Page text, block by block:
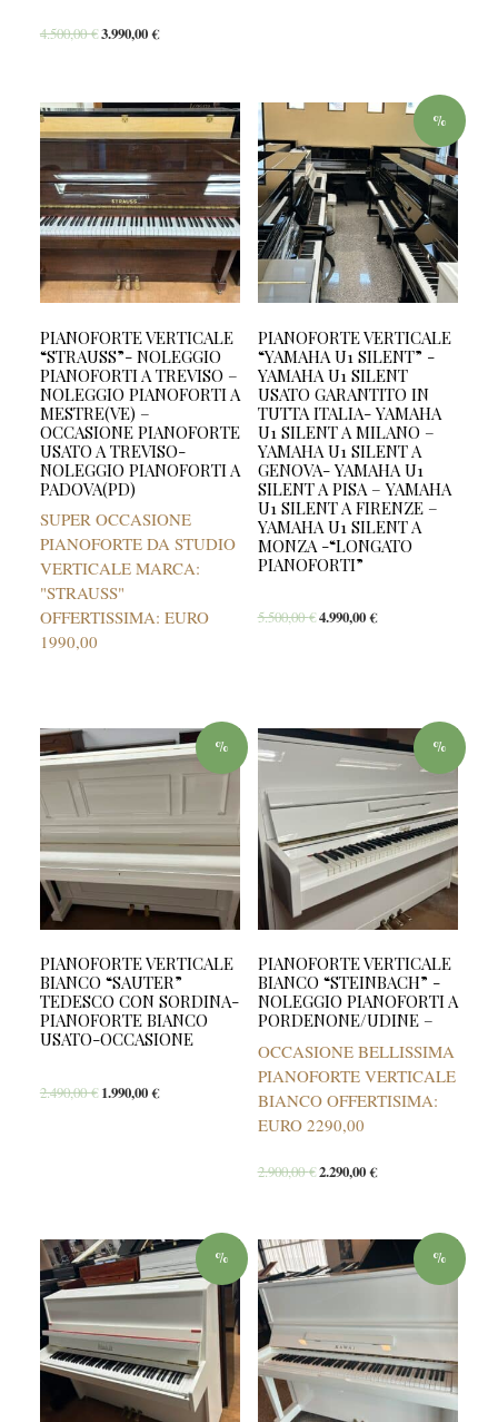
4.500,00€3.990,00€
PIANOFORTE VERTICALE
“STRAUSS”- NOLEGGIO
PIANOFORTI A TREVISO –
NOLEGGIO PIANOFORTI A
MESTRE(VE) –
OCCASIONE PIANOFORTE
USATO A TREVISO-
NOLEGGIO PIANOFORTI A
PADOVA(PD)
SUPER OCCASIONE
PIANOFORTE DA STUDIO
VERTICALE MARCA:
"STRAUSS"
OFFERTISSIMA: EURO
1990,00
%
PIANOFORTE VERTICALE
“YAMAHA U1 SILENT” -
YAMAHA U1 SILENT
USATO GARANTITO IN
TUTTA ITALIA- YAMAHA
U1 SILENT A MILANO –
YAMAHA U1 SILENT A
GENOVA- YAMAHA U1
SILENT A PISA – YAMAHA
U1 SILENT A FIRENZE –
YAMAHA U1 SILENT A
MONZA -“LONGATO
PIANOFORTI”
5.500,00€4.990,00€
%
PIANOFORTE VERTICALE
BIANCO “SAUTER”
TEDESCO CON SORDINA-
PIANOFORTE BIANCO
USATO-OCCASIONE
2.490,00€ 1.990,00€
%
PIANOFORTE VERTICALE
BIANCO “STEINBACH” -
NOLEGGIO PIANOFORTI A
PORDENONE/UDINE –
OCCASIONE BELLISSIMA
PIANOFORTE VERTICALE
BIANCO OFFERTISIMA:
EURO 2290,00
2.900,00€2.290,00€
% %